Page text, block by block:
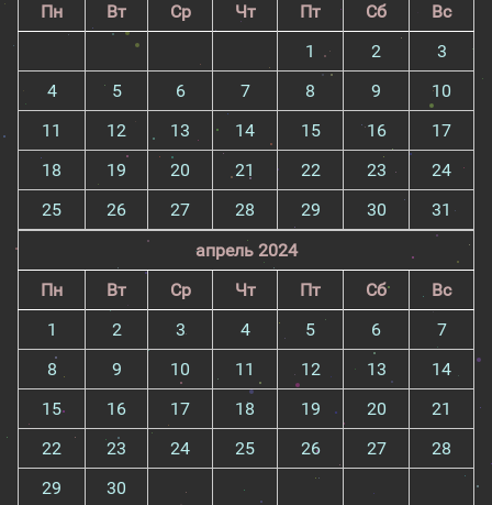
Пн
Вт Ср Чт Пт Сб
Вс
1
2
3
4
5 6 7 8 9
10
11
12 13 14 15 16
17
18
19 20 21 22 23
24
25
26 27 28 29 30
31
апрель 2024
Пн
Вт Ср Чт Пт Сб
Вс
1
2 3 4 5 6
7
8
9 10 11 12 13
14
15
16 17 18 19 20
21
22
23 24 25 26 27
28
29
30